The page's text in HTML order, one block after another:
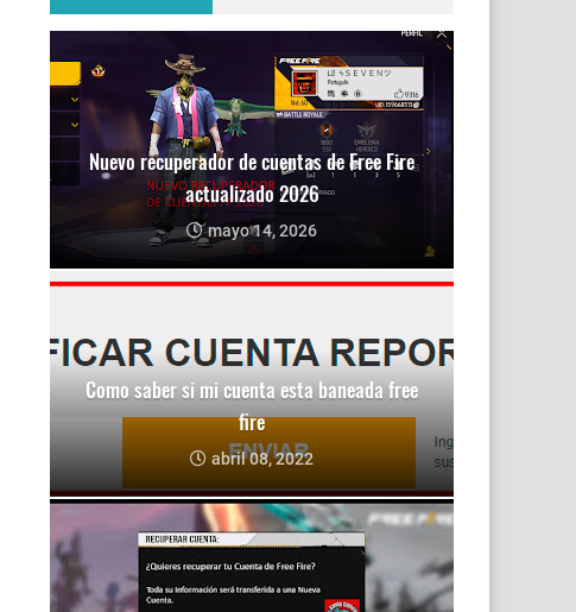
Nuevo recuperador de cuentas de Free Fire
actualizado 2026
mayo 14, 2026
Como saber si mi cuenta esta baneada free
fire
abril 08, 2022